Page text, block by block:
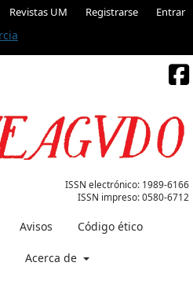
Revistas UM Registrarse Entrar
ISSN electrónico: 1989-6166
ISSN impreso:0580-6712
Avisos Código ético
Acerca de